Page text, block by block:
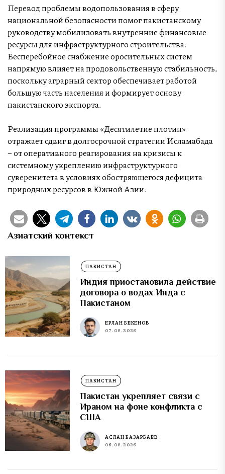
Перевод проблемы водопользования в сферу
национальной безопасности помог пакистанскому
руководству мобилизовать внутренние финансовые
ресурсы для инфраструктурного строительства.
Бесперебойное снабжение оросительных систем
напрямую влияет на продовольственную стабильность,
поскольку аграрный сектор обеспечивает работой
большую часть населения и формирует основу
пакистанского экспорта.
Реализация программы «Десятилетие плотин»
отражает сдвиг в долгосрочной стратегии Исламабада
– от оперативного реагирования на кризисы к
системному укреплению инфраструктурного
суверенитета в условиях обостряющегося дефицита
природных ресурсов в Южной Азии.
Азиатский контекст
ПАКИСТАН
Индия приостановила действие
договора о водах Инда с
Пакистаном
ЕРЛАН БЕКЕНОВ
07.08.2026
ПАКИСТАН
Пакистан укрепляет связи с
Ираном на фоне конфликта с
США
АСЛАН БАЗАРБАЕВ
06.08.2026